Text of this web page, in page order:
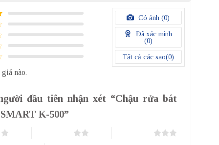
Có ảnh (0)
Đã xác minh
(0)
Tất cả các sao(0)
nào.
đầu tiên nhận xét “Chậu rửa bát
K-500”